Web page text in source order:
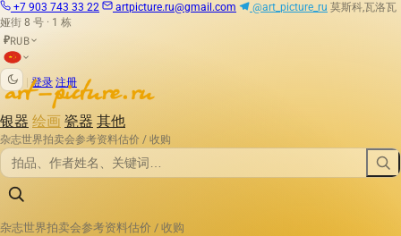
+7 903 743 33 22 artpicture.ru@gmail.com @art_picture_ru 莫斯科,瓦洛瓦
娅街 8 号 · 1 栋
₽RUB
登录 注册
银器 绘画 瓷器 其他
杂志世界拍卖会参考资料估价 / 收购
杂志世界拍卖会参考资料估价 / 收购